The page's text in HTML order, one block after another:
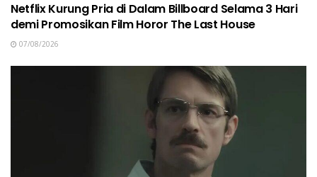
Netflix Kurung Pria di Dalam Billboard Selama 3 Hari
demi Promosikan Film Horor The Last House
07/08/2026